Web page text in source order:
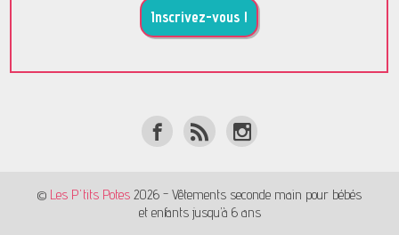
Inscrivez-vous !
© Les P'tits Potes 2026 - Vêtements seconde main pour bébés
et enfants jusqu’à 6 ans